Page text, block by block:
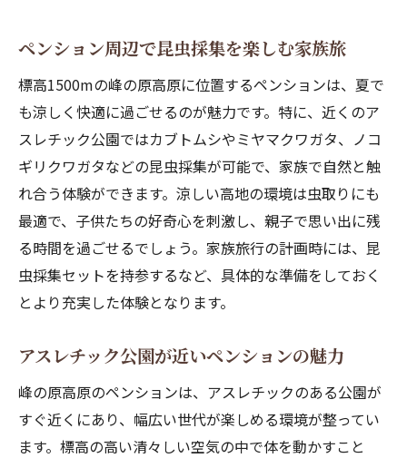
ペンション周辺で昆虫採集を楽しむ家族旅
標高1500mの峰の原高原に位置するペンションは、夏で
も涼しく快適に過ごせるのが魅力です。特に、近くのア
スレチック公園ではカブトムシやミヤマクワガタ、ノコ
ギリクワガタなどの昆虫採集が可能で、家族で自然と触
れ合う体験ができます。涼しい高地の環境は虫取りにも
最適で、子供たちの好奇心を刺激し、親子で思い出に残
る時間を過ごせるでしょう。家族旅行の計画時には、昆
虫採集セットを持参するなど、具体的な準備をしておく
とより充実した体験となります。
アスレチック公園が近いペンションの魅力
峰の原高原のペンションは、アスレチックのある公園が
すぐ近くにあり、幅広い世代が楽しめる環境が整ってい
ます。標高の高い清々しい空気の中で体を動かすこと